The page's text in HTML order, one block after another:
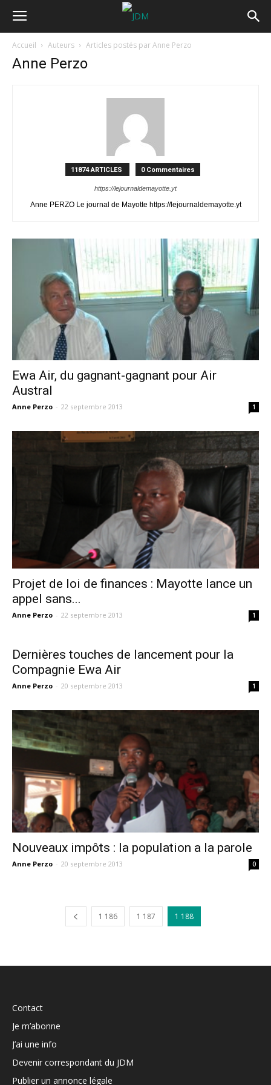
Accueil Auteurs Articles postés par Anne Perzo
Anne Perzo
11874 ARTICLES 0 Commentaires
https://lejournaldemayotte.yt
Anne PERZO Le journal de Mayotte https://lejournaldemayotte.yt
Ewa Air, du gagnant-gagnant pour Air
Austral
Anne Perzo - 22 septembre 2013 1
Projet de loi de finances : Mayotte lance un
appel sans...
Anne Perzo - 22 septembre 2013 1
Dernières touches de lancement pour la
Compagnie Ewa Air
Anne Perzo - 20 septembre 2013 1
Nouveaux impôts : la population a la parole
Anne Perzo - 20 septembre 2013 0
1 186 1 187 1 188
Contact
Je m’abonne
J’ai une info
Devenir correspondant du JDM
Publier un annonce légale